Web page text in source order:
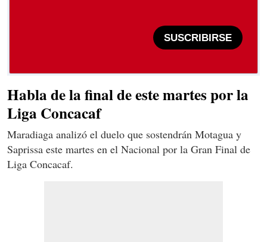
SUSCRIBIRSE
Habla de la final de este martes por la
Liga Concacaf
Maradiaga analizó el duelo que sostendrán Motagua y
Saprissa este martes en el Nacional por la Gran Final de
Liga Concacaf.